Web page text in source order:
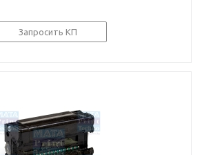
Запросить КП